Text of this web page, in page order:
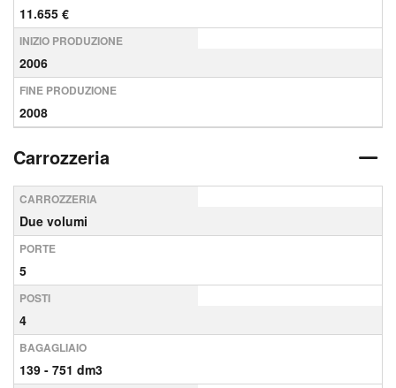
11.655 €
INIZIO PRODUZIONE
2006
FINE PRODUZIONE
2008
Carrozzeria
CARROZZERIA
Due volumi
PORTE
5
POSTI
4
BAGAGLIAIO
139 - 751 dm3